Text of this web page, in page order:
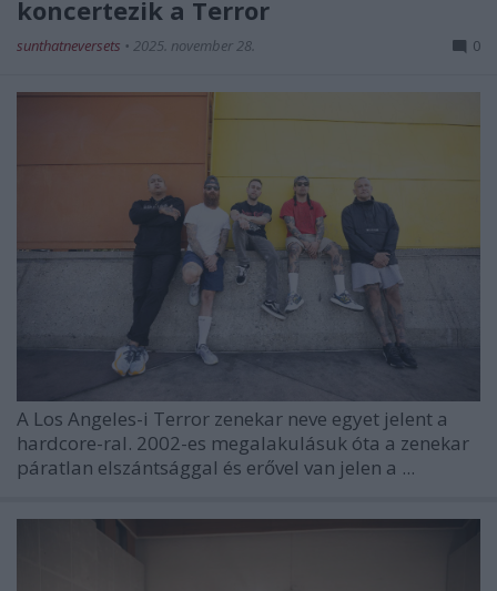
koncertezik a Terror
sunthatneversets • 2025. november 28. 0
A Los Angeles-i Terror zenekar neve egyet jelent a
hardcore-ral. 2002-es megalakulásuk óta a zenekar
páratlan elszántsággal és erővel van jelen a ...